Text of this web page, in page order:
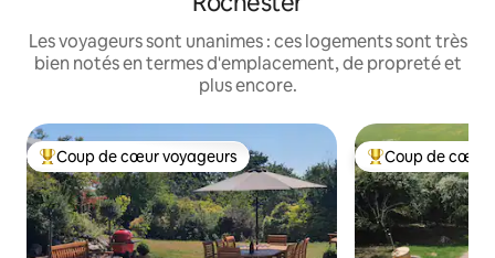
Les voyageurs sont unanimes : ces logements sont très
bien notés en termes d'emplacement, de propreté et
plus encore.
Coups de cœur voyageurs les plus appréciés
Coup de cœur voyageurs Coups de cœur
Coup de cœur